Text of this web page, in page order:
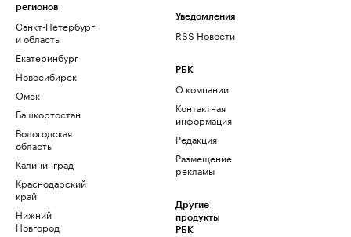
регионов
Санкт-Петербург
и область
Екатеринбург
Новосибирск
Омск
Башкортостан
Вологодская
область
Калининград
Краснодарский
край
Нижний
Новгород
Уведомления
RSS Новости
РБК
О компании
Контактная
информация
Редакция
Размещение
рекламы
Другие
продукты
РБК